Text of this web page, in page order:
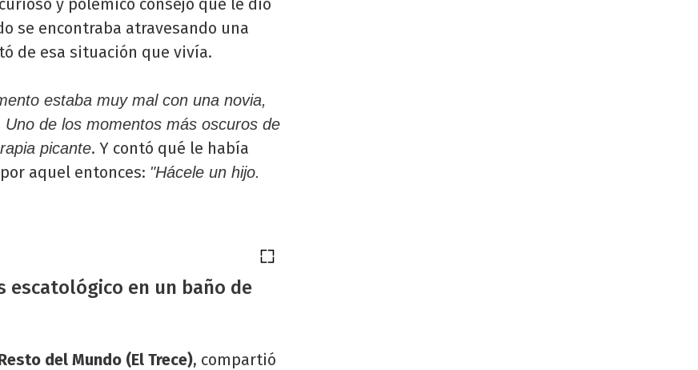
y polémico consejo que le dio
se encontraba atravesando una
de esa situación que vivía.
estaba muy mal con una novia,
de los momentos más oscuros de
picante. Y contó qué le había
aquel entonces: "Hácele un hijo.
escatológico en un baño de
del Mundo (El Trece), compartió